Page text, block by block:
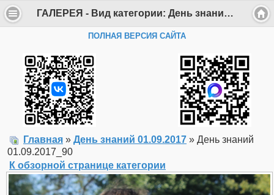
ГАЛЕРЕЯ - Вид категории: День знаний 01.09.2017 - Фото: День знаний 01.09.2017_90 - Департамент образования Администрации г. Саров
ПОЛНАЯ ВЕРСИЯ САЙТА
Главная » День знаний 01.09.2017 » День знаний
01.09.2017_90
К обзорной странице категории